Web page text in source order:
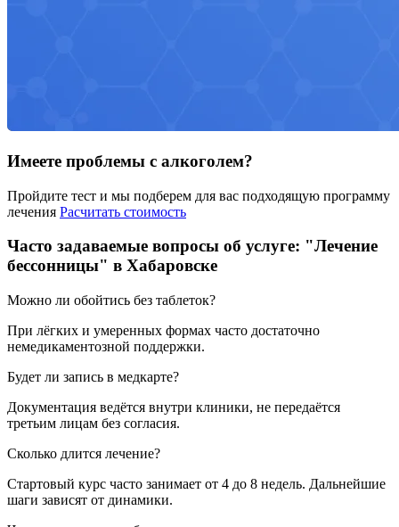
Имеете проблемы с алкоголем?
Пройдите тест и мы подберем для вас подходящую программу
лечения Расчитать стоимость
Часто задаваемые вопросы об услуге: "Лечение
бессонницы" в Хабаровске
Можно ли обойтись без таблеток?
При лёгких и умеренных формах часто достаточно
немедикаментозной поддержки.
Будет ли запись в медкарте?
Документация ведётся внутри клиники, не передаётся
третьим лицам без согласия.
Сколько длится лечение?
Стартовый курс часто занимает от 4 до 8 недель. Дальнейшие
шаги зависят от динамики.